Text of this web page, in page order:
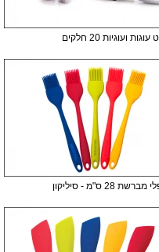
ועוגיות 20 חלקים
28 ס"מ - סיליקון